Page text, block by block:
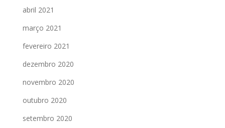
abril 2021
março 2021
fevereiro 2021
dezembro 2020
novembro 2020
outubro 2020
setembro 2020